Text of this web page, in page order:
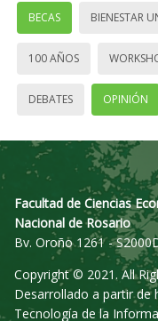
BECAS BIENESTAR
100 AÑOS
DEBATES OPINIÓN
Facultad de Ciencias
Nacional de Rosario
Bv. Oroño 1261 -
Copyright © 2021. All
Desarrollado a partir de
Tecnología de la